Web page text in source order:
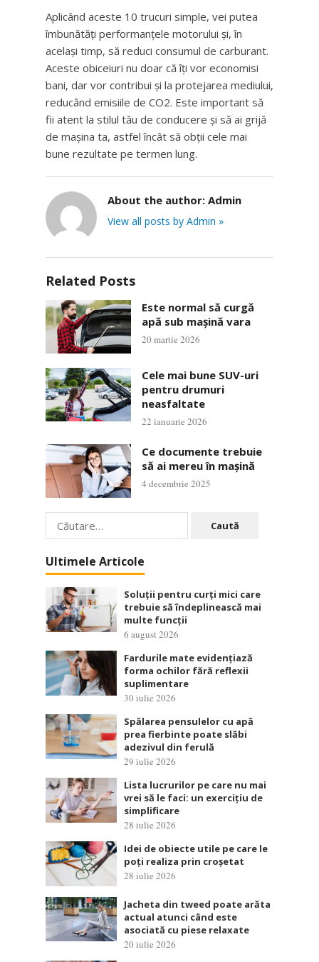
Aplicând aceste 10 trucuri simple, vei putea
îmbunătăți performanțele motorului și, în
același timp, să reduci consumul de carburant.
Aceste obiceiuri nu doar că îți vor economisi
bani, dar vor contribui și la protejarea mediului,
reducând emisiile de CO2. Este important să
fii atent la stilul tău de conducere și să ai grijă
de mașina ta, astfel încât să obții cele mai
bune rezultate pe termen lung.
About the author: Admin
View all posts by Admin »
Related Posts
Este normal să curgă
apă sub mașină vara
20 martie 2026
Cele mai bune SUV-uri
pentru drumuri
neasfaltate
22 ianuarie 2026
Ce documente trebuie
să ai mereu în mașină
4 decembrie 2025
Caută
după:
Ultimele Articole
Soluții pentru curți mici care
trebuie să îndeplinească mai
multe funcții
6 august 2026
Fardurile mate evidențiază
forma ochilor fără reflexii
suplimentare
30 iulie 2026
Spălarea pensulelor cu apă
prea fierbinte poate slăbi
adezivul din ferulă
29 iulie 2026
Lista lucrurilor pe care nu mai
vrei să le faci: un exercițiu de
simplificare
28 iulie 2026
Idei de obiecte utile pe care le
poți realiza prin croșetat
28 iulie 2026
Jacheta din tweed poate arăta
actual atunci când este
asociată cu piese relaxate
20 iulie 2026